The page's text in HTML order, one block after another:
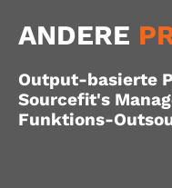
ANDERE
Output-basierte
Sourcefit's
Funktions-